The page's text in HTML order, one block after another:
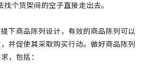
个货架间的空子直接走出去。
下商品陈列设计，有效的商品陈列可以
并促使其采取购买行动。做好商品陈列
，包括：